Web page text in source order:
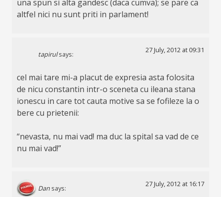
una spun si alta gandesc (daca cumva); se pare ca
altfel nici nu sunt priti in parlament!
tapirul says:
27 July, 2012 at 09:31
cel mai tare mi-a placut de expresia asta folosita
de nicu constantin intr-o sceneta cu ileana stana
ionescu in care tot cauta motive sa se fofileze la o
bere cu prietenii:
“nevasta, nu mai vad! ma duc la spital sa vad de ce
nu mai vad!”
Dan says:
27 July, 2012 at 16:17